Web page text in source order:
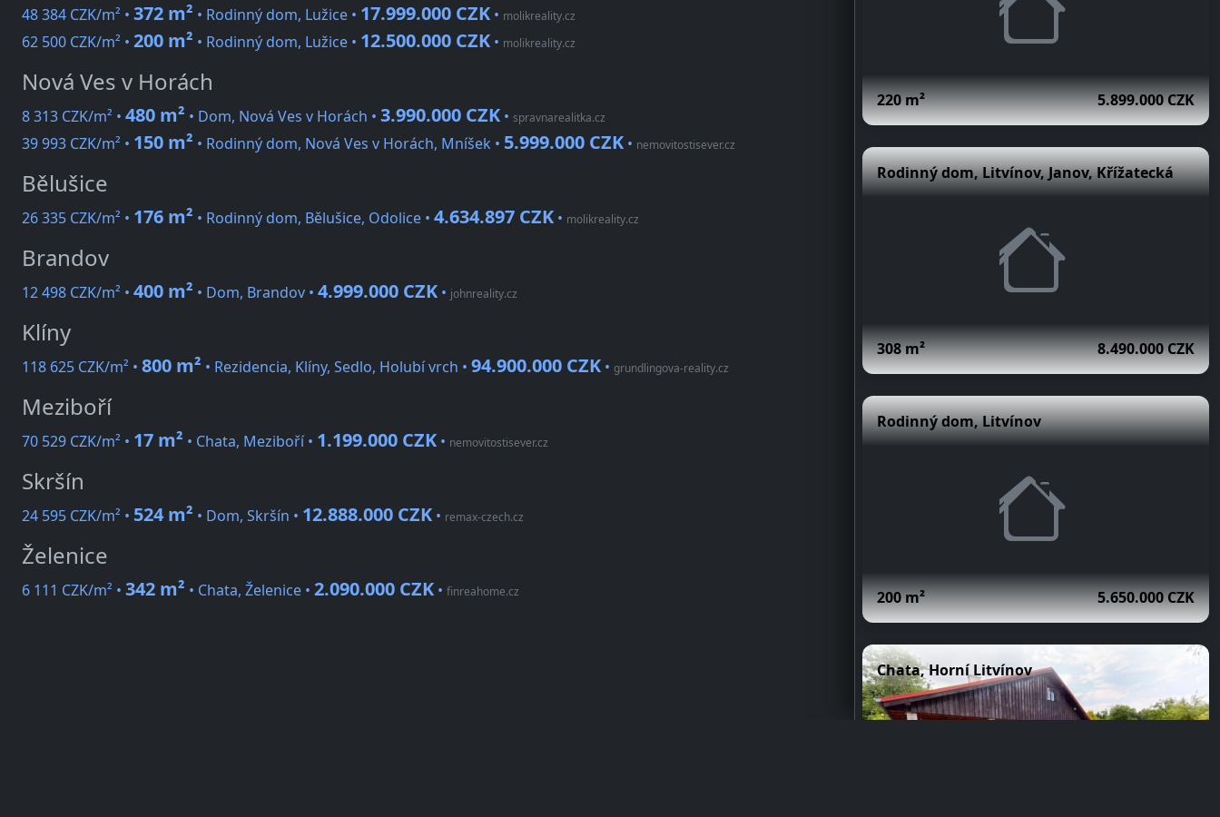
48 384 CZK/m² • 372 m² • Rodinný dom, Lužice • 17.999.000 CZK • molikreality.cz
62 500 CZK/m² • 200 m² • Rodinný dom, Lužice • 12.500.000 CZK • molikreality.cz
Nová Ves v Horách
8 313 CZK/m² • 480 m² • Dom, Nová Ves v Horách • 3.990.000 CZK • spravnarealitka.cz
39 993 CZK/m² • 150 m² • Rodinný dom, Nová Ves v Horách, Mníšek • 5.999.000 CZK • nemovitostisever.cz
Bělušice
26 335 CZK/m² • 176 m² • Rodinný dom, Bělušice, Odolice • 4.634.897 CZK • molikreality.cz
Brandov
12 498 CZK/m² • 400 m² • Dom, Brandov • 4.999.000 CZK • johnreality.cz
Klíny
118 625 CZK/m² • 800 m² • Rezidencia, Klíny, Sedlo, Holubí vrch • 94.900.000 CZK • grundlingova-reality.cz
Meziboří
70 529 CZK/m² • 17 m² • Chata, Meziboří • 1.199.000 CZK • nemovitostisever.cz
Skršín
24 595 CZK/m² • 524 m² • Dom, Skršín • 12.888.000 CZK • remax-czech.cz
Želenice
6 111 CZK/m² • 342 m² • Chata, Želenice • 2.090.000 CZK • finreahome.cz